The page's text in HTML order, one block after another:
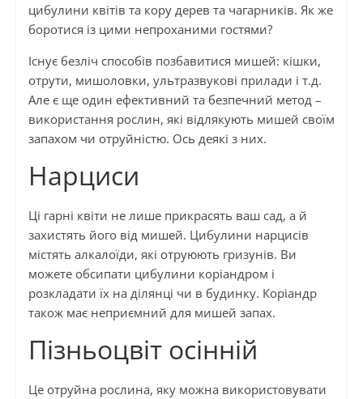
цибулини квітів та кору дерев та чагарників. Як же
боротися із цими непроханими гостями?
Існує безліч способів позбавитися мишей: кішки,
отрути, мишоловки, ультразвукові прилади і т.д.
Але є ще один ефективний та безпечний метод –
використання рослин, які відлякують мишей своїм
запахом чи отруйністю. Ось деякі з них.
Нарциси
Ці гарні квіти не лише прикрасять ваш сад, а й
захистять його від мишей. Цибулини нарцисів
містять алкалоїди, які отруюють гризунів. Ви
можете обсипати цибулини коріандром і
розкладати їх на ділянці чи в будинку. Коріандр
також має неприємний для мишей запах.
Пізньоцвіт осінній
Це отруйна рослина, яку можна використовувати